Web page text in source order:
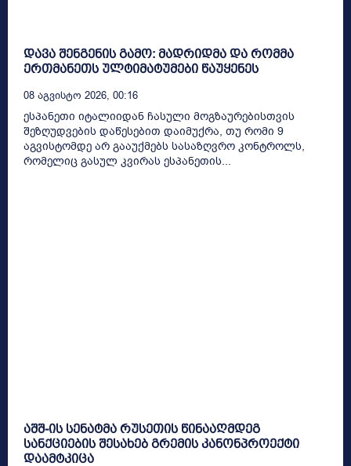
დავა შენგენის გამო: მადრიდმა და რომმა
ერთმანეთს ულტიმატუმები წაუყენეს
08 Აგვისტო 2026, 00:16
ესპანეთი იტალიიდან ჩასული მოგზაურებისთვის
შეზღუდვების დაწესებით დაიმუქრა, თუ რომი 9
აგვისტომდე არ გააუქმებს სასაზღვრო კონტროლს,
რომელიც გასულ კვირას ესპანეთის...
აშშ-ის სენატმა რუსეთის წინააღმდეგ
სანქციების შესახებ გრემის კანონპროექტი
დაამტკიცა